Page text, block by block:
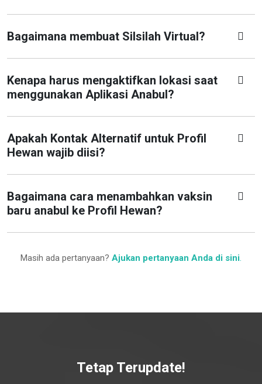
Bagaimana membuat Silsilah Virtual?
Kenapa harus mengaktifkan lokasi saat
menggunakan Aplikasi Anabul?
Apakah Kontak Alternatif untuk Profil
Hewan wajib diisi?
Bagaimana cara menambahkan vaksin
baru anabul ke Profil Hewan?
Masih ada pertanyaan? Ajukan pertanyaan Anda di sini.
Tetap Terupdate!